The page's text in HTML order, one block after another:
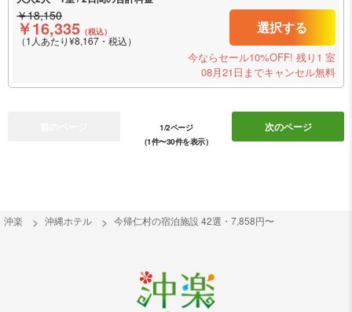
￥18,150
￥16,335 （税込）
（1人あたり¥8,167・税込）
選択する
今ならセール10%OFF! 残り1 室
08月21日までキャンセル無料
1/2ページ
（1件〜30件を表示）
次のページ
沖楽 沖縄ホテル 今帰仁村の宿泊施設 42選・7,858円〜